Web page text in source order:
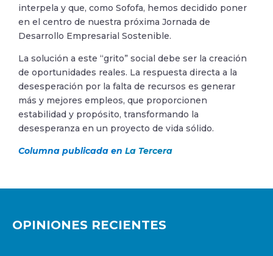
OPINIONES RECIENTES
interpela y que, como Sofofa, hemos decidido poner
en el centro de nuestra próxima Jornada de
Desarrollo Empresarial Sostenible.
La solución a este “grito” social debe ser la creación
de oportunidades reales. La respuesta directa a la
desesperación por la falta de recursos es generar
más y mejores empleos, que proporcionen
estabilidad y propósito, transformando la
desesperanza en un proyecto de vida sólido.
Columna publicada en La Tercera